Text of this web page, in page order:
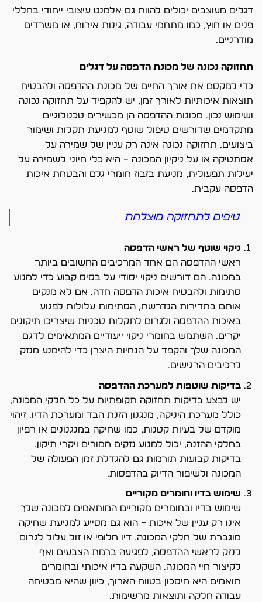
דגלים מעוצבים יכולים להוות גם אלמנט עיצובי ייחודי בחללי
פנים או חוץ, כמו מתחמי עבודה, גינות אירוח, או משרדים
מודרניים.
תחזוקה נכונה של מכונת הדפסה על דגלים
כדי למקסם את אורך החיים של מכונת ההדפסה ולהבטיח
תוצאות איכותיות לאורך זמן, יש להקפיד על תחזוקה נכונה
ושימוש נכון. מכונות ההדפסה הן מכשירים טכנולוגיים
מתקדמים שדורשים טיפול שוטף למניעת תקלות ושימור
ביצועים. תחזוקה נכונה אינה רק עניין של שמירה על
אסתטיקה או על ניקיון המכונה – היא כלי חיוני לשמירה על
יעילות תפעולית, מניעת בזבוז חומרי גלם והבטחת איכות
הדפסה עקבית.
טיפים לתחזוקה מוצלחת
ניקוי שוטף של ראשי הדפסה
ראשי ההדפסה הם אחד המרכיבים החשובים ביותר
במכונה. הם דורשים ניקוי יסודי על בסיס קבוע כדי למנוע
סתימות ולהבטיח איכות הדפסה חדה. אם לא מנקים
אותם בתדירות הנדרשת, הסתימות עלולות לפגוע
באיכות ההדפסה ולגרום לתקלות טכניות שיצריכו תיקונים
יקרים. השתמש בחומרי ניקוי ייעודיים המתאימים לדגם
המכונה שלך והקפד על הנחיות היצרן כדי להימנע מנזק
לרכיבים הרגישים.
בדיקות שוטפות למערכת ההדפסה
יש לבצע בדיקות תחזוקה תקופתיות על כל חלקי המכונה,
כולל מערכת היניקה, מנגנון הזנת הבד ומערכת הדיו. זיהוי
מוקדם של בעיות קטנות, כמו שחיקה במנגנונים או רפיון
בחלקי ההזנה, יכול למנוע נזקים חמורים ויקרי תיקון.
בדיקות קבועות תורמות גם להגדלת זמן הפעולה של
המכונה ולשיפור הדיוק בהדפסות.
שימוש בדיו וחומרים מקוריים
שימוש בדיו ובחומרים מקוריים המותאמים למכונה שלך
אינו רק עניין של איכות – הוא גם מסייע למניעת שחיקה
מוגברת של חלקי המכונה. דיו חלופי או זול עלול לגרום
לנזק לראשי ההדפסה, לפגיעה ברמת הצבעים ואף
לקיצור חיי המכונה. השקעה בדיו איכותי ובחומרים
תואמים היא חיסכון בטווח הארוך, כיוון שהיא מבטיחה
עבודה חלקה ותוצאות מרשימות.